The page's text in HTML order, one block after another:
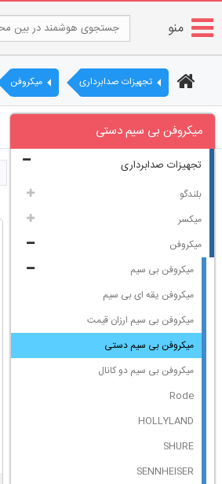
منو
تجهیزات صدابرداری میکروفن
میکروفن بی سیم دستی
تجهیزات صدابرداری
بلندگو
میکسر
میکروفن
میکروفن بی سیم
میکروفن یقه ای بی سیم
میکروفن بی سیم ارزان قیمت
میکروفن بی سیم دستی
میکروفن بی سیم دو کانال
Rode
HOLLYLAND
SHURE
SENNHEISER